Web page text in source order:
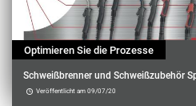
Optimieren Sie die Prozesse
Schweißbrenner und Schweißzubehör
Veröffentlicht am 09/07/20